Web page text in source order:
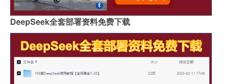
DeepSeek全套部署资料免费下载